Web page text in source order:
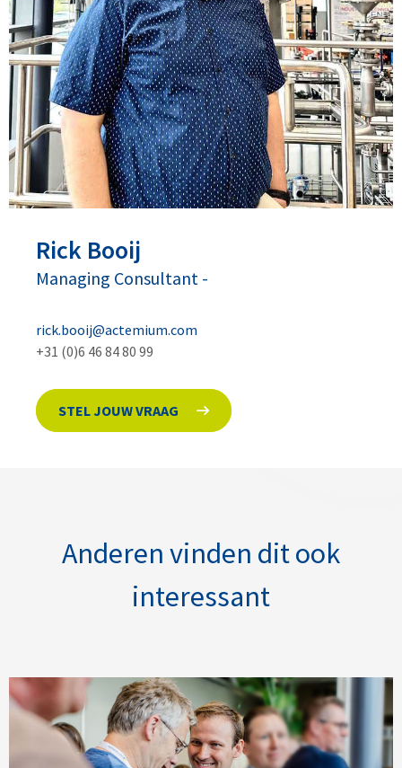
Rick Booij
Managing Consultant -
rick.booij@actemium.com
+31 (0)6 46 84 80 99
STEL JOUW VRAAG
Anderen vinden dit ook
interessant